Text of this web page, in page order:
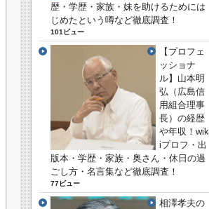
歴・学歴・家族・妹を助けるためには
じめたという噂など徹底調査！
101ビュー
【プロフェ
ッショナ
ル】山本明
弘（広島信
用組合理事
長）の経歴
や年収！wik
iプロフ・出
版本・学歴・家族・奥さん・休日の過
ごし方・名言集など徹底調査！
77ビュー
相澤孝夫の